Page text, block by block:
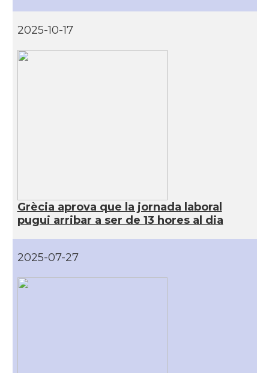
2025-10-17
Grècia aprova que la jornada laboral
pugui arribar a ser de 13 hores al dia
2025-07-27